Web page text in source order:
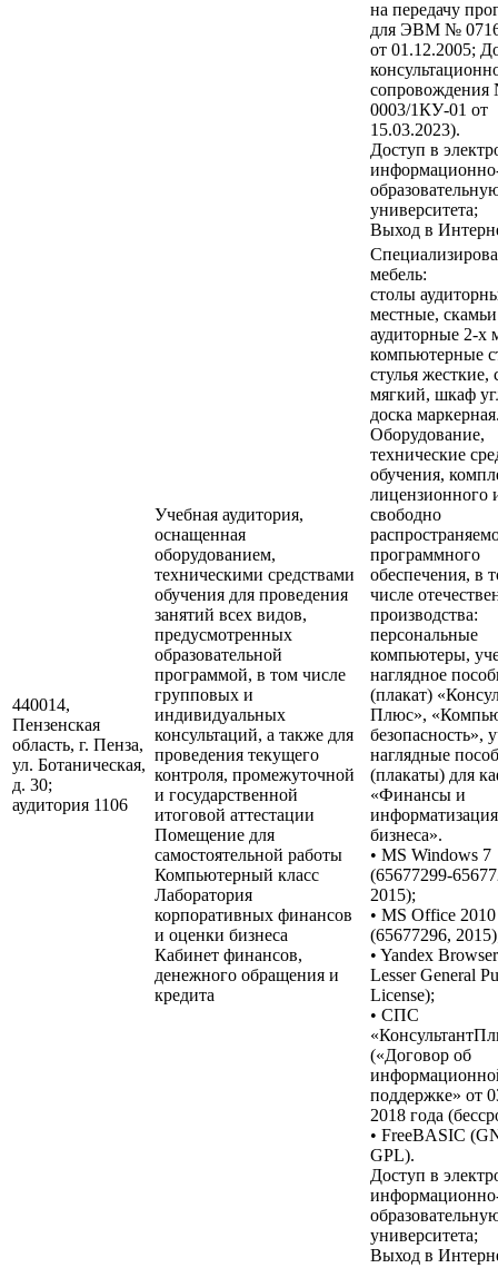
на передачу
для ЭВМ №
от 01.12.2005;
0003/1КУ-01 от
15.03.2023).
Доступ в
университета;
Выход в
440014,
Пензенская
область, г. Пенза,
ул. Ботаническая,
д. 30;
аудитория 1106
Учебная аудитория,
оснащенная
оборудованием,
техническими средствами
обучения для проведения
занятий всех видов,
предусмотренных
образовательной
программой, в том числе
групповых и
индивидуальных
консультаций, а также для
проведения текущего
контроля, промежуточной
и государственной
итоговой аттестации
Помещение для
самостоятельной работы
Компьютерный класс
Лаборатория
корпоративных финансов
и оценки бизнеса
Кабинет финансов,
денежного обращения и
кредита
мебель:
столы
местные, скамьи
аудиторные 2-х
компьютерные
стулья жесткие,
мягкий, шкаф
доска
Оборудование,
технические
обучения,
лицензионного
свободно
программного
обеспечения, в
числе
производства:
персональные
компьютеры,
наглядное
(плакат)
Плюс»,
безопасность»,
наглядные
(плакаты) для
«Финансы и
информатизация
бизнеса».
• MS Windows 7
(65677299-
2015);
• MS Office 2010
(65677296,
• Yandex
Lesser General
License);
• СПС
(«Договор об
поддержке» от
2018 года
• FreeBASIC
GPL).
Доступ в
университета;
Выход в